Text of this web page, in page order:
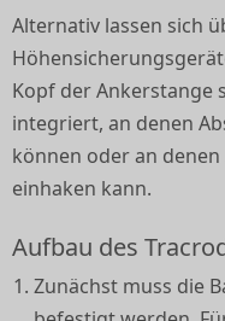
Alternativ lassen sich
Kopf der Ankerstange
integriert, an denen
können oder an
einhaken kann.
Aufbau des
Zunächst muss die